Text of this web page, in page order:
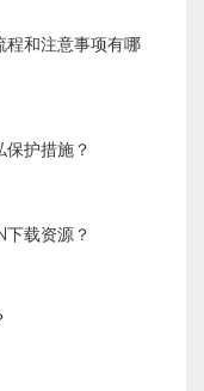
程和注意事项有哪
护措施？
载资源？